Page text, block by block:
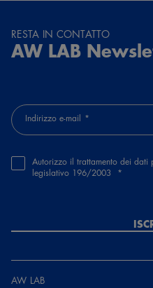
RESTA IN CONTATTO
AW LAB
Indirizzo e-mail
Autorizzo il trattamento dei
legislativo 196/2003
AW LAB